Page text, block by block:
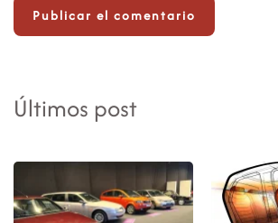
Publicar el comentario
Últimos post